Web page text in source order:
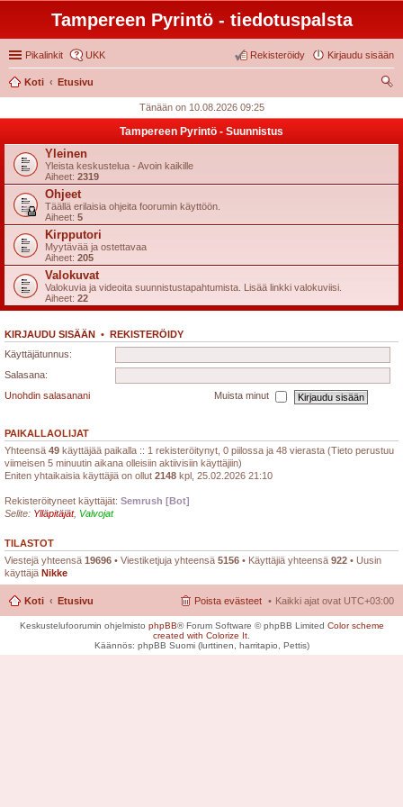
Tampereen Pyrintö - tiedotuspalsta
Pikalinkit UKK Kirjaudu sisään
Rekisteröidy
Koti
Etusivu
Tänään on 10.08.2026 09:25
Tampereen Pyrintö - Suunnistus
Yleinen
Yleista keskustelua - Avoin kaikille
Aiheet: 2319
Ohjeet
Täällä erilaisia ohjeita foorumin käyttöön.
Aiheet: 5
Kirpputori
Myytävää ja ostettavaa
Aiheet: 205
Valokuvat
Valokuvia ja videoita suunnistustapahtumista. Lisää linkki valokuviisi.
Aiheet: 22
KIRJAUDU SISÄÄN • REKISTERÖIDY
Käyttäjätunnus:
Salasana:
Unohdin salasanani
Muista minut
PAIKALLAOLIJAT
Yhteensä 49 käyttäjää paikalla :: 1 rekisteröitynyt, 0 piilossa ja 48 vierasta (Tieto perustuu
viimeisen 5 minuutin aikana olleisiin aktiivisiin käyttäjiin)
Eniten yhtaikaisia käyttäjiä on ollut 2148 kpl, 25.02.2026 21:10
Rekisteröityneet käyttäjät: Semrush [Bot]
Selite: Ylläpitäjät, Valvojat
TILASTOT
Viestejä yhteensä 19696 • Viestiketjuja yhteensä 5156 • Käyttäjiä yhteensä 922 • Uusin
käyttäjä Nikke
Koti Etusivu Kaikki ajat ovat UTC+03:00
Poista evästeet
Keskustelufoorumin ohjelmisto phpBB® Forum Software © phpBB Limited Color scheme
created with Colorize It
Käännös: phpBB Suomi (lurttinen, harritapio, Pettis)